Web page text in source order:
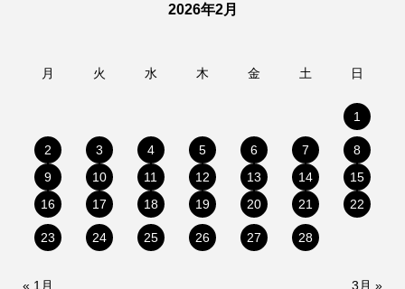
2026年2月
月 火 水 木 金 土 日
1
2 3 4 5 6 7
8
9
10 11 12 13 14
15
16
17 18 19 20 21 22
23 24 25 26 27 28
« 1月 3月 »